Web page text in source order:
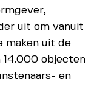
uit om vanuit
maken uit de
14.000 objecten
en